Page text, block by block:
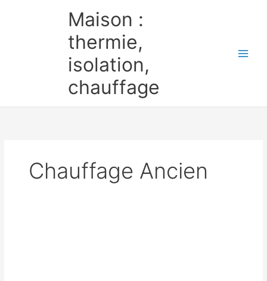
Maison :
thermie,
isolation,
chauffage
Chauffage Ancien